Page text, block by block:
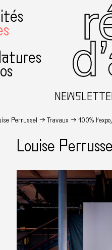
Perrussel Travaux 100%
Louise Perrussel